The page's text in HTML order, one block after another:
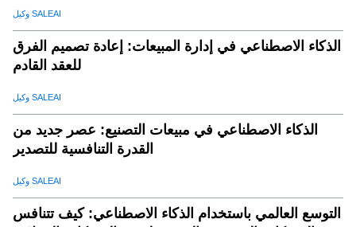
وكيل SALEAI
الذكاء الاصطناعي في إدارة المبيعات: إعادة تصميم الفرق
للعقد القادم
وكيل SALEAI
الذكاء الاصطناعي في مبيعات التصنيع: عصر جديد من
القدرة التنافسية للتصدير
وكيل SALEAI
التوسع العالمي باستخدام الذكاء الاصطناعي: كيف تتنافس